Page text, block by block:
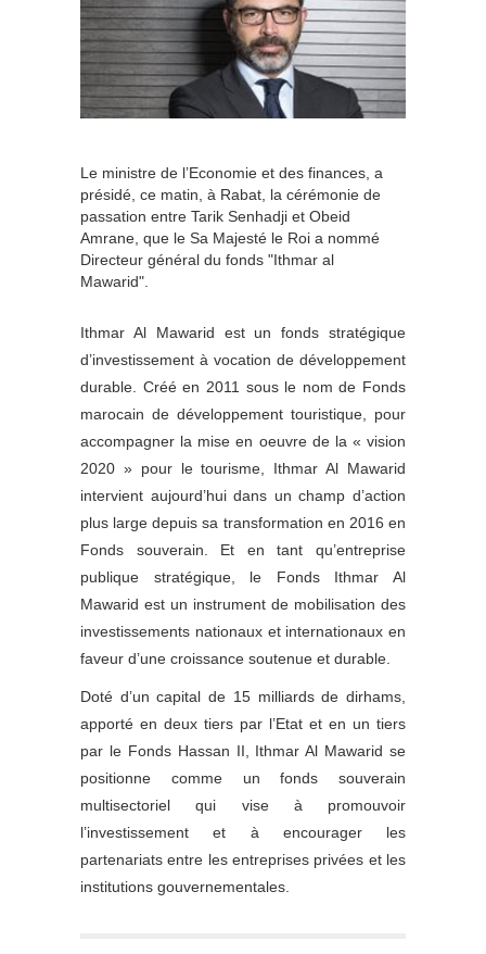
Le ministre de l’Economie et des finances, a
présidé, ce matin, à Rabat, la cérémonie de
passation entre Tarik Senhadji et Obeid
Amrane, que le Sa Majesté le Roi a nommé
Directeur général du fonds "Ithmar al
Mawarid".
Ithmar Al Mawarid est un fonds stratégique
d’investissement à vocation de développement
durable. Créé en 2011 sous le nom de Fonds
marocain de développement touristique, pour
accompagner la mise en oeuvre de la « vision
2020 » pour le tourisme, Ithmar Al Mawarid
intervient aujourd’hui dans un champ d’action
plus large depuis sa transformation en 2016 en
Fonds souverain. Et en tant qu’entreprise
publique stratégique, le Fonds Ithmar Al
Mawarid est un instrument de mobilisation des
investissements nationaux et internationaux en
faveur d’une croissance soutenue et durable.
Doté d’un capital de 15 milliards de dirhams,
apporté en deux tiers par l’Etat et en un tiers
par le Fonds Hassan II, Ithmar Al Mawarid se
positionne comme un fonds souverain
multisectoriel qui vise à promouvoir
l’investissement et à encourager les
partenariats entre les entreprises privées et les
institutions gouvernementales.